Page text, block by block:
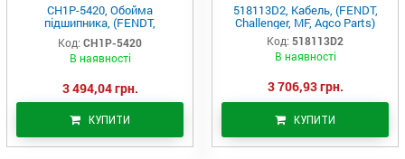
CH1P-5420, Обойма
підшипника, (FENDT,
Challenger, MF, Agco Parts)
Код: CH1P-5420
В наявності
3 494,04 грн.
КУПИТИ
518113D2, Кабель, (FENDT,
Challenger, MF, Agco Parts)
Код: 518113D2
В наявності
3 706,93 грн.
КУПИТИ